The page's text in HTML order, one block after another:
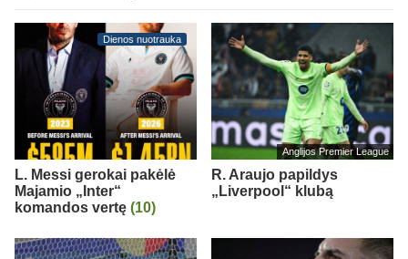
Dienos nuotrauka
L. Messi gerokai pakėlė
Majamio „Inter“
komandos vertę (10)
Anglijos Premier League
R. Araujo papildys
„Liverpool“ klubą